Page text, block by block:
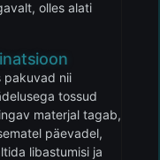
olles alati
pakuvad nii
tossud
materjal tagab,
päevadel,
libastumisi ja